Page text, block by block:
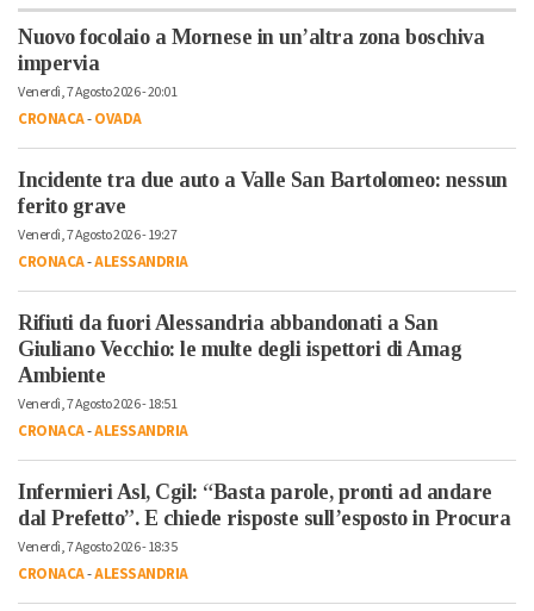
Nuovo focolaio a Mornese in un’altra zona boschiva
impervia
Venerdì, 7 Agosto 2026 - 20:01
CRONACA-OVADA
Incidente tra due auto a Valle San Bartolomeo: nessun
ferito grave
Venerdì, 7 Agosto 2026 - 19:27
CRONACA-ALESSANDRIA
Rifiuti da fuori Alessandria abbandonati a San
Giuliano Vecchio: le multe degli ispettori di Amag
Ambiente
Venerdì, 7 Agosto 2026 - 18:51
CRONACA-ALESSANDRIA
Infermieri Asl, Cgil: “Basta parole, pronti ad andare
dal Prefetto”. E chiede risposte sull’esposto in Procura
Venerdì, 7 Agosto 2026 - 18:35
CRONACA-ALESSANDRIA